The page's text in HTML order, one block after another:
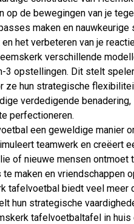
op de bewegingen van je
maken en
het verbeteren van je
verschillende
3 opstellingen. Dit stelt
ze hun strategische
verdedigende
perfectioneren.
een geweldige manier
teamwerk en creëert
of nieuwe mensen
maken en vriendschappen
tafelvoetbal biedt veel meer
hun strategische
tafelvoetbaltafel in